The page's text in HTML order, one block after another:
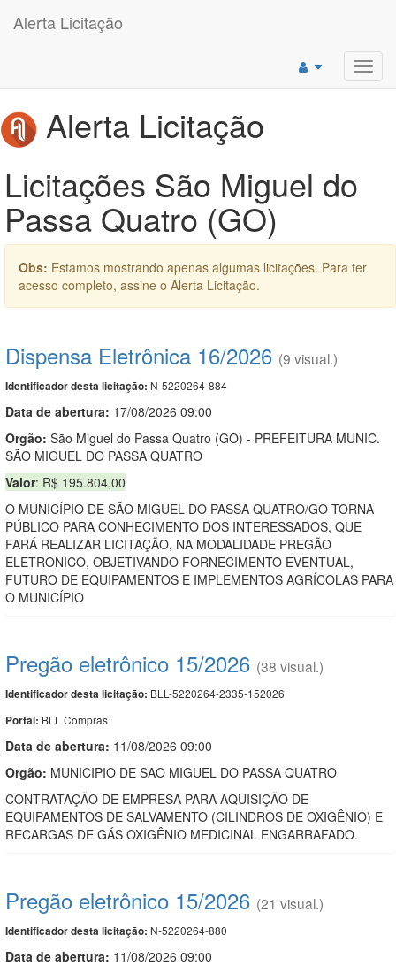
Alerta Licitação
Alerta Licitação
Licitações São Miguel do
Passa Quatro (GO)
Obs: Estamos mostrando apenas algumas licitações. Para ter
acesso completo, assine o Alerta Licitação.
Dispensa Eletrônica 16/2026 (9 visual.)
Identificador desta licitação: N-5220264-884
Data de abertura: 17/08/2026 09:00
Orgão: São Miguel do Passa Quatro (GO) - PREFEITURA MUNIC.
SÃO MIGUEL DO PASSA QUATRO
Valor: R$ 195.804,00
O MUNICÍPIO DE SÃO MIGUEL DO PASSA QUATRO/GO TORNA
PÚBLICO PARA CONHECIMENTO DOS INTERESSADOS, QUE
FARÁ REALIZAR LICITAÇÃO, NA MODALIDADE PREGÃO
ELETRÔNICO, OBJETIVANDO FORNECIMENTO EVENTUAL,
FUTURO DE EQUIPAMENTOS E IMPLEMENTOS AGRÍCOLAS PARA
O MUNICÍPIO
Pregão eletrônico 15/2026 (38 visual.)
Identificador desta licitação: BLL-5220264-2335-152026
Portal: BLL Compras
Data de abertura: 11/08/2026 09:00
Orgão: MUNICIPIO DE SAO MIGUEL DO PASSA QUATRO
CONTRATAÇÃO DE EMPRESA PARA AQUISIÇÃO DE
EQUIPAMENTOS DE SALVAMENTO (CILINDROS DE OXIGÊNIO) E
RECARGAS DE GÁS OXIGÊNIO MEDICINAL ENGARRAFADO.
Pregão eletrônico 15/2026 (21 visual.)
Identificador desta licitação: N-5220264-880
Data de abertura: 11/08/2026 09:00